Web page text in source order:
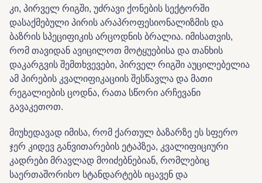
კი, პირველ რიგში, უძრავი ქონების სექტორში
დასაქმებული პირის არაპროფესიონალიზმის და
ბაზრის სპეციფიკის არცოდნის ბრალია. იმისათვის,
რომ თავიდან ავიცილოთ მოტყუებისა და თანხის
დაკარგვის შემთხვევები, პირველ რიგში აუცილებელია
ამ პირების კვალიფიკაციის შესწავლა და მათი
რეგალიების ცოდნა, რათა სწორი არჩევანი
გავაკეთოთ.
მიუხედავად იმისა, რომ ქართულ ბაზარზე ეს სფერო
ჯერ კიდევ განვითარების ეტაპზეა, კვალიფიციური
კადრები მრავლად მოიძებნებიან, რომლებიც
საერთაშორისო სტანდარტებს იცავენ და